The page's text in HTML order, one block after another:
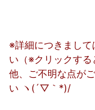
※詳細につきまし
い（※クリックす
他、ご不明な点が
い ヽ(´▽｀*)/